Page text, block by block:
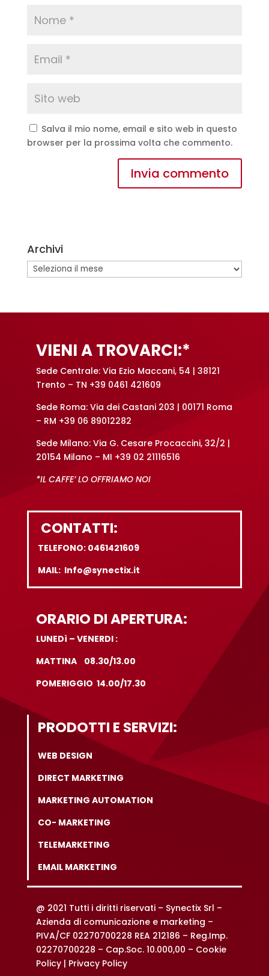
Salva il mio nome, email e sito web in questo
browser per la prossima volta che commento.
r
n
a
Archivi
Archivi
VIENI A TROVARCI:*
Sede Centrale: Via Ezio Maccani, 54 | 38121
Trento – TN +39 0461 421609
Sede Roma: Via dei Castani 203 | 00171 Roma
– RM +39 06 89012282
Sede Milano: Via G. Cesare Procaccini, 32/2 |
20154 Milano – MI +39 02 21116516
*IL CAFFE’ LO OFFRIAMO NOI
CONTATTI:
TELEFONO: 0461421609
MAIL: Info@synectix.it
ORARIO DI APERTURA:
LUNEDì – VENERDI :
MATTINA 08.30/13.00
POMERIGGIO 14.00/17.30
PRODOTTI E SERVIZI:
WEB DESIGN
DIRECT MARKETING
MARKETING AUTOMATION
CO- MARKETING
TELEMARKETING
EMAIL MARKETING
@ 2021 Tutti i diritti riservati – Synectix Srl –
Azienda di comunicazione e marketing –
PIVA/CF 02270700228 REA 212186 – Reg.Imp.
02270700228 – Cap.Soc. 10.000,00 – Cookie
Policy | Privacy Policy